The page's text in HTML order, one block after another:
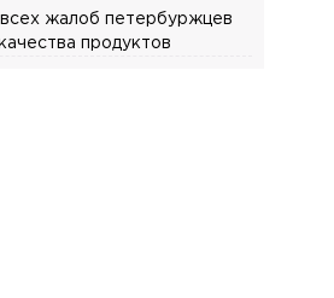
жалоб петербуржцев
продуктов